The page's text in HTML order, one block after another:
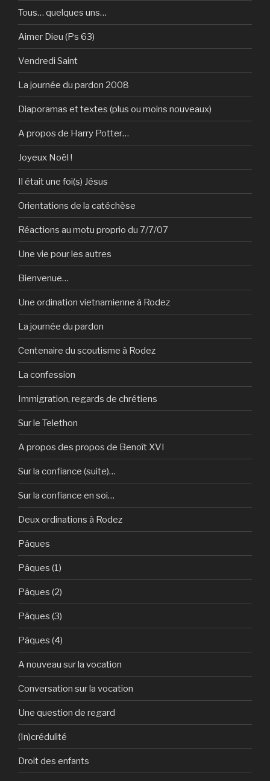
Tous… quelques uns…
Aimer Dieu (Ps 63)
Vendredi Saint
La journée du pardon 2008
Diaporamas et textes (plus ou moins nouveaux)
A propos de Harry Potter…
Joyeux Noël !
Il était une foi(s) Jésus
Orientations de la catéchèse
Réactions au motu proprio du 7/7/07
Une vie pour les autres
Bienvenue…
Une ordination vietnamienne à Rodez
La journée du pardon
Centenaire du scoutisme à Rodez
La confession
Immigration, regards de chrétiens
Sur le Telethon
A propos des propos de Benoît XVI
Sur la confiance (suite)…
Sur la confiance en soi…
Deux ordinations à Rodez
Pâques
Pâques (1)
Pâques (2)
Pâques (3)
Pâques (4)
A nouveau sur la vocation
Conversation sur la vocation
Une question de regard
(In)crédulité
Droit des enfants